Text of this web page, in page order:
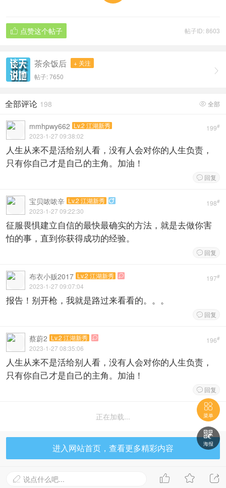
帖子ID: 8603
 点赞这个帖子

茶余饭后
+ 关注
帖子: 7650
 全部
全部评论 198
199#
mmhpwy662 Lv.2 江湖新秀
2023-1-27 09:38:02
人生从来不是活给别人看，没有人会对你的人生负责，
只有你自己才是自己的主角。加油！
 回复
198#
宝贝哝哝辛 Lv.2 江湖新秀 
2023-1-27 09:22:30
征服畏惧建立自信的最快最确实的方法，就是去做你害
怕的事，直到你获得成功的经验。
 回复
197#
布衣小贩2017 Lv.2 江湖新秀 
2023-1-27 09:07:04
报告！别开枪，我就是路过来看看的。。。
 回复
196#
蔡蔚2 Lv.2 江湖新秀 
2023-1-27 08:35:06
人生从来不是活给别人看，没有人会对你的人生负责，
只有你自己才是自己的主角。加油！
 回复
正在加载...
进入网站首页，查看更多精彩内容

菜单

海报



 说点什么吧...